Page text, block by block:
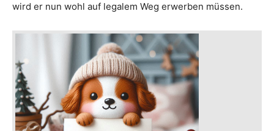
wird er nun wohl auf legalem Weg erwerben müssen.